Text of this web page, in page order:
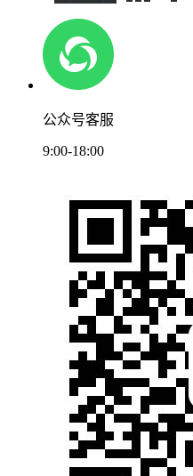
公众号客服
9:00-18:00